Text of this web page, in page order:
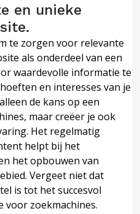
en unieke
te zorgen voor relevante
als onderdeel van een
waardevolle informatie te
en interesses van je
de kans op een
maar creëer je ook
Het regelmatig
helpt bij het
het opbouwen van
Vergeet niet dat
is tot het succesvol
voor zoekmachines.